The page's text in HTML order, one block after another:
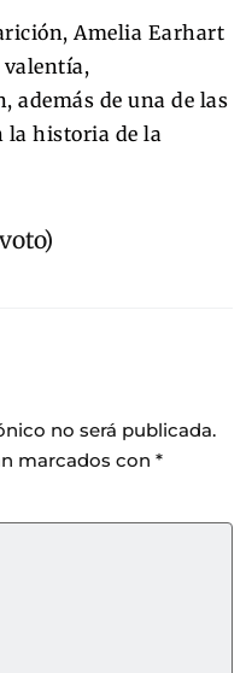
Amelia Earhart
valentía,
además de una de las
la historia de la
no será publicada.
marcados con *